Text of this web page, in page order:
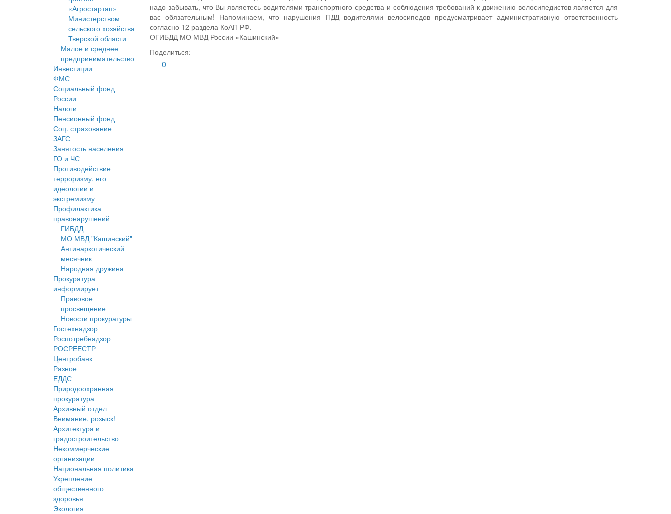
«Агростартап»
Министерством
сельского хозяйства
Тверской области
Малое и среднее
предпринимательство
Инвестиции
ФМС
Социальный фонд
России
Налоги
Пенсионный фонд
Соц. страхование
ЗАГС
Занятость населения
ГО и ЧС
Противодействие
терроризму, его
идеологии и
экстремизму
Профилактика
правонарушений
ГИБДД
МО МВД "Кашинский"
Антинаркотический
месячник
Народная дружина
Прокуратура
информирует
Правовое
просвещение
Новости прокуратуры
Гостехнадзор
Роспотребнадзор
РОСРЕЕСТР
Центробанк
Разное
ЕДДС
Природоохранная
прокуратура
Архивный отдел
Внимание, розыск!
Архитектура и
градостроительство
Некоммерческие
организации
Национальная политика
Укрепление
общественного
здоровья
Экология
надо забывать, что Вы являетесь водителями транспортного средства и соблюдения требований к движению велосипедистов является для
вас обязательным! Напоминаем, что нарушения ПДД водителями велосипедов предусматривает административную ответственность
согласно 12 раздела КоАП РФ.
ОГИБДД МО МВД России «Кашинский»
Поделиться:
0